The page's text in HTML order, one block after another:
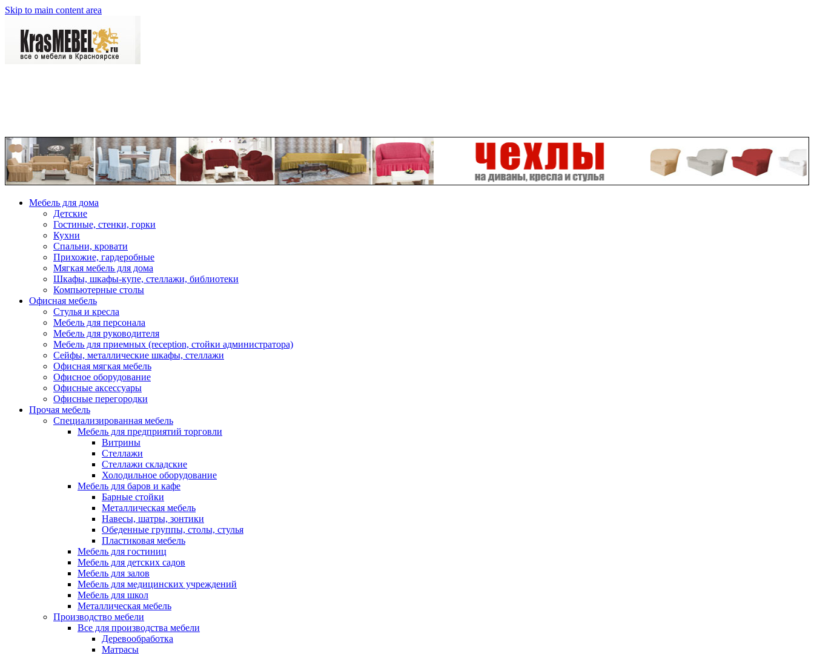
Skip to main content area
Мебель для дома
Детские
Гостиные, стенки, горки
Кухни
Спальни, кровати
Прихожие, гардеробные
Мягкая мебель для дома
Шкафы, шкафы-купе, стеллажи, библиотеки
Компьютерные столы
Офисная мебель
Стулья и кресла
Мебель для персонала
Мебель для руководителя
Мебель для приемных (reception, стойки администратора)
Сейфы, металлические шкафы, стеллажи
Офисная мягкая мебель
Офисное оборудование
Офисные аксессуары
Офисные перегородки
Прочая мебель
Специализированная мебель
Мебель для предприятий торговли
Витрины
Стеллажи
Стеллажи складские
Холодильное оборудование
Мебель для баров и кафе
Барные стойки
Металлическая мебель
Навесы, шатры, зонтики
Обеденные группы, столы, стулья
Пластиковая мебель
Мебель для гостиниц
Мебель для детских садов
Мебель для залов
Мебель для медицинских учреждений
Мебель для школ
Металлическая мебель
Производство мебели
Все для производства мебели
Деревообработка
Матрасы